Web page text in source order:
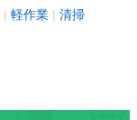
軽作業 清掃